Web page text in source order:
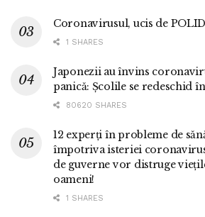
Coronavirusul, ucis de
1 SHARES
Japonezii au învins
panică: Școlile se redeschid
80620 SHARES
12 experți în probleme de
împotriva isteriei
de guverne vor distruge
oameni!
1 SHARES